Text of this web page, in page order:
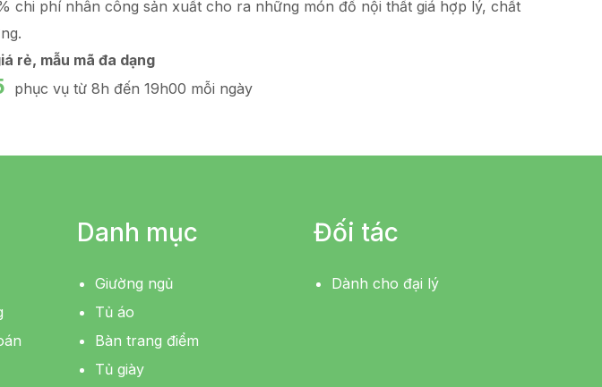
chi phí nhân công sản xuấtcho ra những món đồ nội thất giá hợp lý, chất
rẻ, mẫu mã đa dạng
phục vụ từ 8h đến 19h00 mỗi ngày
Danh mục
Giường ngủ
Tủ áo
Bàn trang điểm
Tủ giày
Đối tác
Dành cho đại lý